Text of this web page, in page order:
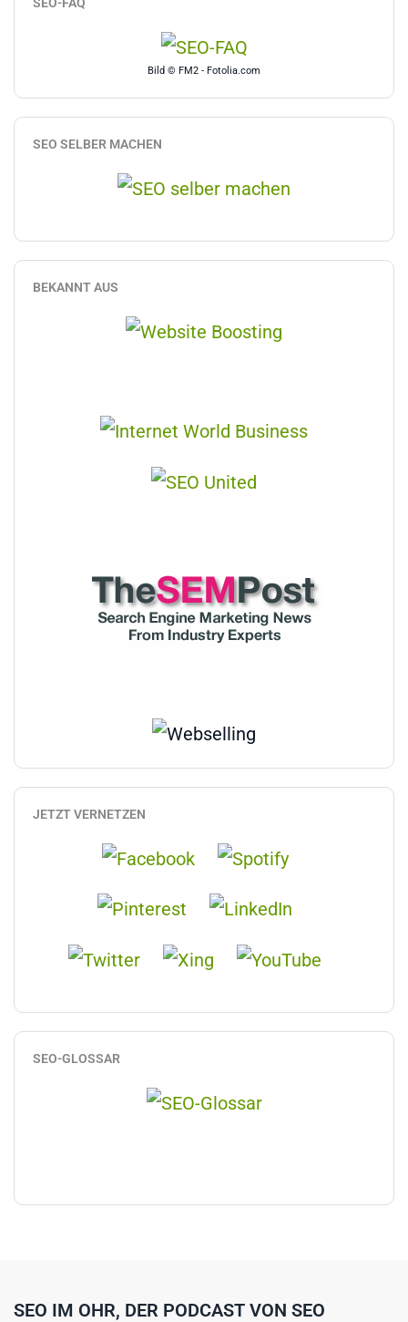
SEO-FAQ
Bild © FM2 - Fotolia.com
SEO SELBER MACHEN
BEKANNT AUS
JETZT VERNETZEN
SEO-GLOSSAR
SEO IM OHR, DER PODCAST VON SEO